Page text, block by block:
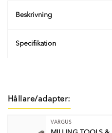
Beskrivning
Specifikation
Hållare/adapter:
VARGUS